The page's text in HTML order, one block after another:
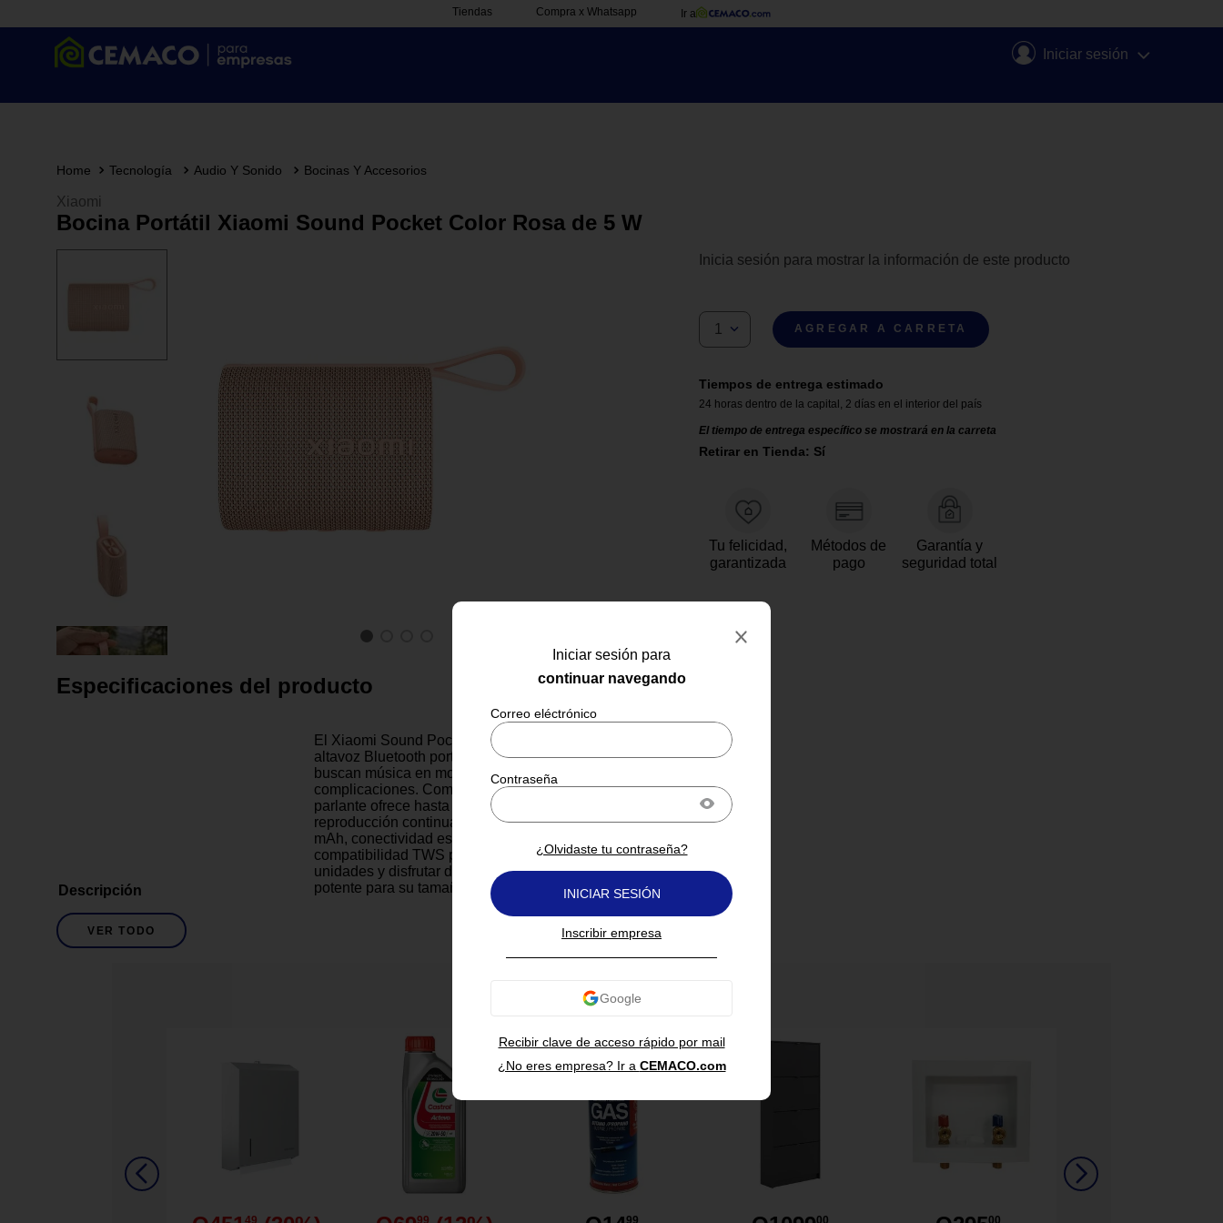
Tiendas Compra x Whatsapp Ir a
Iniciar sesión
Iniciar sesión para
continuar navegando
Recibir clave de acceso rápido por mail
¿Olvidaste tu contraseña?
INICIAR SESIÓN
Inscribir empresa
¿No eres empresa? Ir a CEMACO.com
Tecnología Audio Y Sonido Bocinas Y Accesorios
Xiaomi
Bocina Portátil Xiaomi Sound Pocket Color Rosa de 5 W
Inicia sesión para mostrar la información de este producto
1 AGREGAR A CARRETA
Tiempos de entrega estimado
24 horas dentro de la capital , 2 días en el interior del país
El tiempo de entrega específico se mostrará en la carreta
Retirar en Tienda: Sí
Tu felicidad,
garantizada
Métodos de
pago
Garantía y
seguridad total
Especificaciones del producto
Descripción
El Xiaomi Sound Pocket 5 W gris es un
altavoz Bluetooth portátil ideal para quienes
buscan música en movimiento sin
complicaciones. Compacto y ligero, este
parlante ofrece hasta 10 horas de
reproducción continua con su batería de 1000
mAh, conectividad estable Bluetooth 5.4 y
compatibilidad TWS para emparejar dos
unidades y disfrutar de sonido estéreo
potente para su tamaño. Su certificación IP67
lo hace resistente al agua y polvo, perfecto
para actividades al aire libre, picnics o viajes.
Además incorpora micrófono integrado para
aventuras diarias.
Descripción De Color
VER TODO
También te puede interesar
49 99 99 00 00